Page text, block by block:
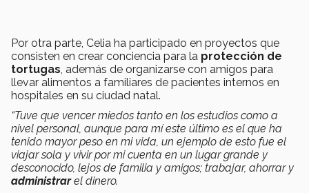
Por otra parte, Celia ha participado en proyectos que
consisten en crear conciencia para la protección de
tortugas , además de organizarse con amigos para
llevar alimentos a familiares de pacientes internos en
hospitales en su ciudad natal.
“Tuve que vencer miedos tanto en los estudios como a
nivel personal, aunque para mí este último es el que ha
tenido mayor peso en mi vida, un ejemplo de esto fue el
viajar sola y vivir por mi cuenta en un lugar grande y
desconocido, lejos de familia y amigos; trabajar, ahorrar y
administrarel dinero.